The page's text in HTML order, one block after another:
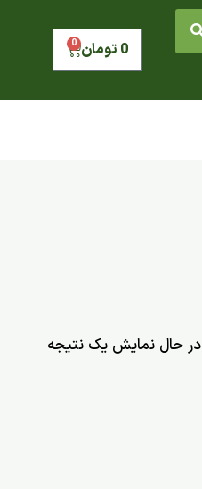
0 تومان 0
سبد
خرید
در حال نمایش یک نتیجه